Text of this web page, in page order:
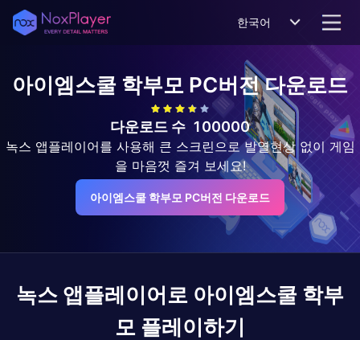
한국어
아이엠스쿨 학부모 PC버전 다운로드
다운로드 수 100000
녹스 앱플레이어를 사용해 큰 스크린으로 발열현상 없이 게임
을 마음껏 즐겨 보세요!
아이엠스쿨 학부모 PC버전 다운로드
녹스 앱플레이어로 아이엠스쿨 학부
모 플레이하기